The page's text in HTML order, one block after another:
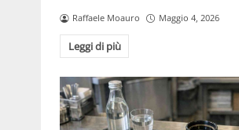
Raffaele Moauro Maggio 4, 2026
Leggi di più